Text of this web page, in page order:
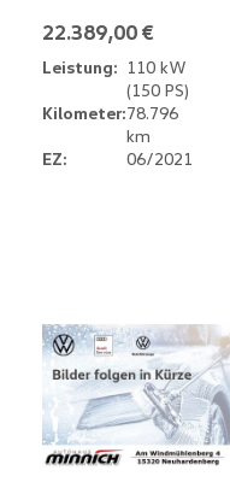
22.389,00 €
Leistung: 110 kW
(150 PS)
Kilometer:78.796
km
EZ:
06/2021